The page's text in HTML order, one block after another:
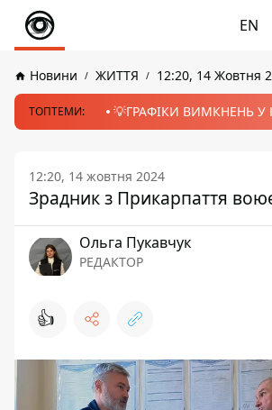
EN
Новини ЖИТТЯ 12:20, 14 Жовтня
ТОПТЕМИ: 💡ГРАФІКИ ВИМКНЕНЬ У
12:20, 14 жовтня 2024
Зрадник з Прикарпаття
Ольга Пукавчук
РЕДАКТОР
👍